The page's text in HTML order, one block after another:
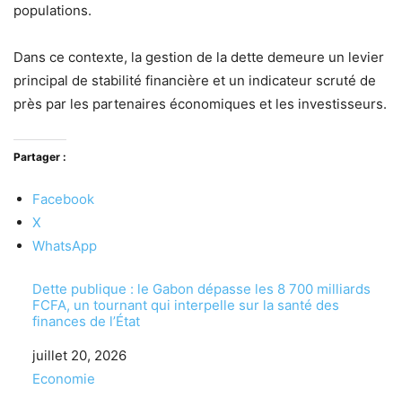
populations.
Dans ce contexte, la gestion de la dette demeure un levier
principal de stabilité financière et un indicateur scruté de
près par les partenaires économiques et les investisseurs.
Partager :
Facebook
X
WhatsApp
Dette publique : le Gabon dépasse les 8 700 milliards
FCFA, un tournant qui interpelle sur la santé des
finances de l’État
Date
juillet 20, 2026
Par rapport à
Economie